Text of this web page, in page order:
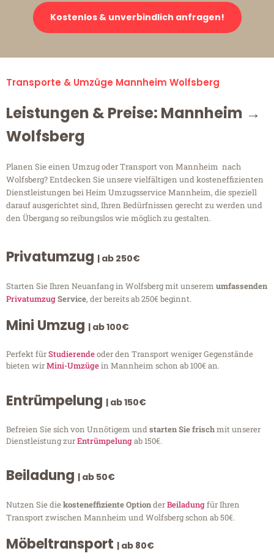
Kostenlos & unverbindlich anfragen!
Transporte & Umzüge Mannheim Wolfsberg
Leistungen & Preise: Mannheim →
Wolfsberg
Planen Sie einen Umzug oder Transport von Mannheim nach
Wolfsberg? Entdecken Sie unsere vielfältigen und kosteneffizienten
Dienstleistungen bei Heim Umzugsservice Mannheim, die speziell
darauf ausgerichtet sind, Ihren Bedürfnissen gerecht zu werden und
den Übergang so reibungslos wie möglich zu gestalten.
Privatumzug | ab 250€
Starten Sie Ihren Neuanfang in Wolfsberg mit unserem umfassenden
PrivatumzugService, der bereits ab 250€ beginnt.
Mini Umzug | ab 100€
Perfekt fürStudierendeoder den Transport weniger Gegenstände
bieten wirMini-Umzügein Mannheim schon ab 100€ an.
Entrümpelung | ab 150€
Befreien Sie sich von Unnötigem undstarten Sie frischmit unserer
Dienstleistung zurEntrümpelungab 150€.
Beiladung | ab 50€
Nutzen Sie diekosteneffiziente OptionderBeiladungfür Ihren
Transport zwischen Mannheim und Wolfsberg schon ab 50€.
Möbeltransport | ab 80€